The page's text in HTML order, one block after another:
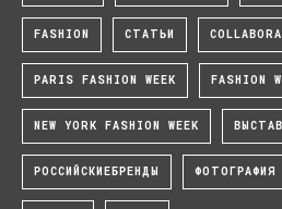
FASHION СТАТЬИ
PARIS FASHION WEEK FASHION
NEW YORK FASHION WEEK
РОССИЙСКИЕБРЕНДЫ ФОТОГРАФИЯ